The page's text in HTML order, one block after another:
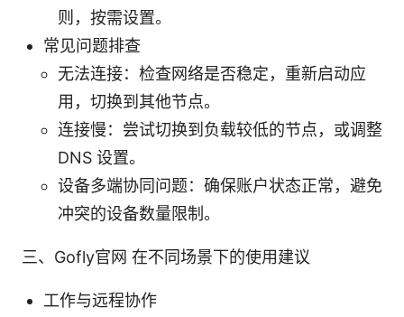
则，按需设置。
常见问题排查
无法连接：检查网络是否稳定，重新启动应
用，切换到其他节点。
连接慢：尝试切换到负载较低的节点，或调整
DNS 设置。
设备多端协同问题：确保账户状态正常，避免
冲突的设备数量限制。
三、Gofly官网 在不同场景下的使用建议
工作与远程协作